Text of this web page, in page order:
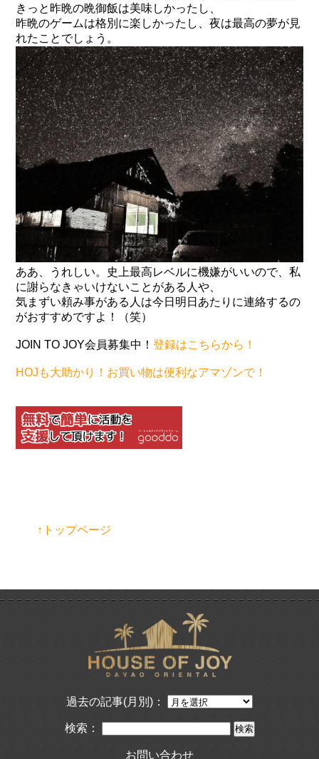
きっと昨晩の晩御飯は美味しかったし、
昨晩のゲームは格別に楽しかったし、夜は最高の夢が見
れたことでしょう。
ああ、うれしい。史上最高レベルに機嫌がいいので、私
に謝らなきゃいけないことがある人や、
気まずい頼み事がある人は今日明日あたりに連絡するの
がおすすめですよ！（笑）
JOIN TO JOY会員募集中！登録はこちらから！
HOJも大助かり！お買い物は便利なアマゾンで！
↑トップページ
過去の記事(月別)：
検索：
お問い合わせ